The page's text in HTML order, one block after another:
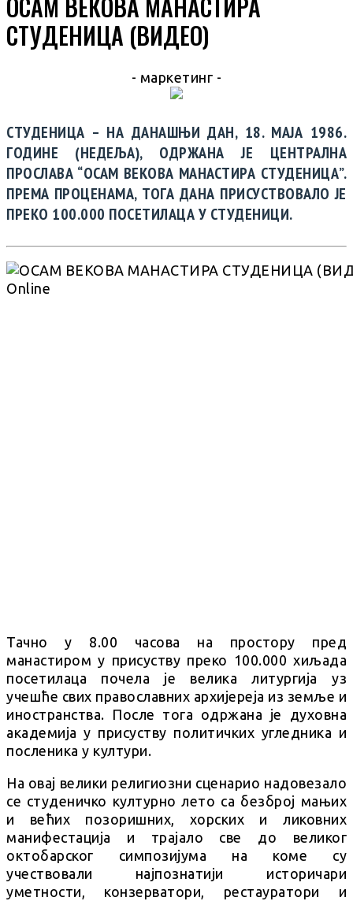
СТУДЕНИЦА (ВИДЕО)
- маркетинг -
СТУДЕНИЦА – НА ДАНАШЊИ ДАН, 18. МАЈА 1986.
ГОДИНЕ (НЕДЕЉА), ОДРЖАНА ЈЕ ЦЕНТРАЛНА
ПРОСЛАВА “ОСАМ ВЕКОВА МАНАСТИРА СТУДЕНИЦА”.
ПРЕМА ПРОЦЕНАМА, ТОГА ДАНА ПРИСУСТВОВАЛО ЈЕ
ПРЕКО 100.000 ПОСЕТИЛАЦА У СТУДЕНИЦИ.
Тачно у 8.00 часова на простору пред
манастиром у присуству преко 100.000 хиљада
посетилаца почела је велика литургија уз
учешће свих православних архијереја из земље и
иностранства. После тога одржана је духовна
академија у присуству политичких угледника и
посленика у култури.
На овај велики религиозни сценарио надовезало
се студеничко културно лето са безброј мањих
и већих позоришних, хорских и ликовних
манифестација и трајало све до великог
октобарског симпозијума на коме су
учествовали најпознатији историчари
уметности, конзерватори, рестауратори и